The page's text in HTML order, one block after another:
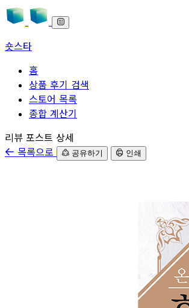
숏스타
홈
상품 후기 검색
스토어 목록
종합 계산기
본문으로 바로가기
리뷰 포스트 상세
목록으로
공유하기 인쇄